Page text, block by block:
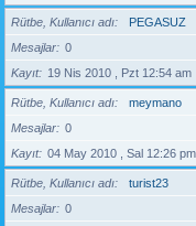
Rütbe, Kullanıcı adı
PEGASUZ
Mesajlar
0
Kayıt
19 Nis 2010 , Pzt 12:54 am
Rütbe, Kullanıcı adı
meymano
Mesajlar
0
Kayıt
04 May 2010 , Sal 12:26 pm
Rütbe, Kullanıcı adı
turist23
Mesajlar
0